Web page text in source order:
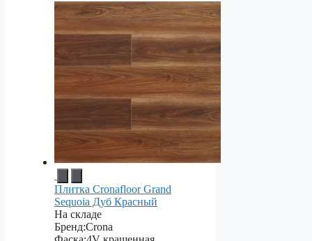
Плитка Cronafloor Grand
Sequoia Дуб Красный
На складе
Бренд:Crona